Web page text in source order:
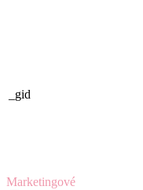
_gid
Marketingové